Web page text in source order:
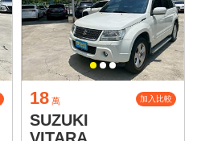
18 萬 加入比較
SUZUKI